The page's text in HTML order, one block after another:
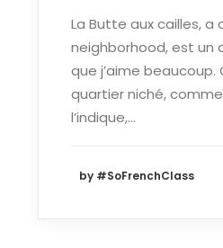
La Butte aux cailles, a
neighborhood, est un
que j’aime beaucoup.
quartier niché,
l’indique,…
by #SoFrenchClass